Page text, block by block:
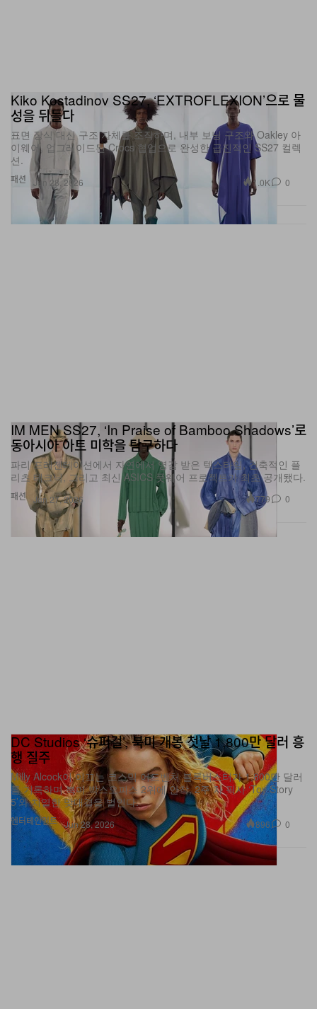
패션
Kiko Kostadinov SS27, ‘EXTROFLEXION’으로 물
성을 뒤틀다
표면 장식 대신 구조 자체를 조작하며, 내부 보닝 구조와 Oakley 아
이웨어, 업그레이드된 Crocs 협업으로 완성한 급진적인 SS27 컬렉
션.
Jun 28, 2026 1.0K 0
패션
IM MEN SS27, ‘In Praise of Bamboo Shadows’로
동아시아 아트 미학을 탐구하다
파리 프레젠테이션에서 자연에서 영감 받은 텍스타일, 건축적인 플
리츠 테크닉, 그리고 최신 ASICS 풋웨어 프로젝트가 최초 공개됐다.
Jun 27, 2026 779 0
엔터테인먼트
DC Studios ‘슈퍼걸’, 북미 개봉 첫날 1,800만 달러 흥
행 질주
Milly Alcock이 이끄는 코스믹 어드벤처 블록버스터가 1,800만 달러
를 기록하며 북미 박스오피스 2위에 안착, 2주 차 픽사 ‘Toy Story
5’와 치열한 맞대결을 벌인다.
Jun 28, 2026 896 0